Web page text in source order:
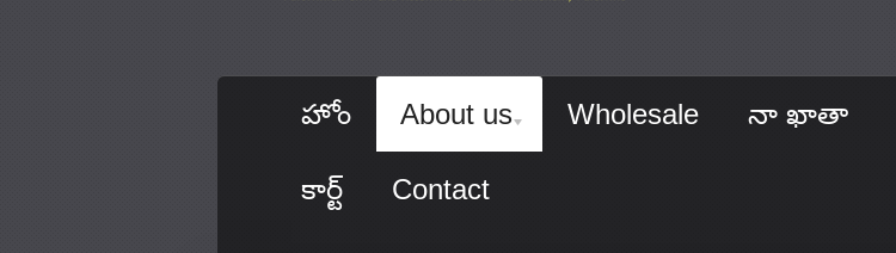
హోం About us Wholesale నా ఖాతా
కార్ట్ Contact